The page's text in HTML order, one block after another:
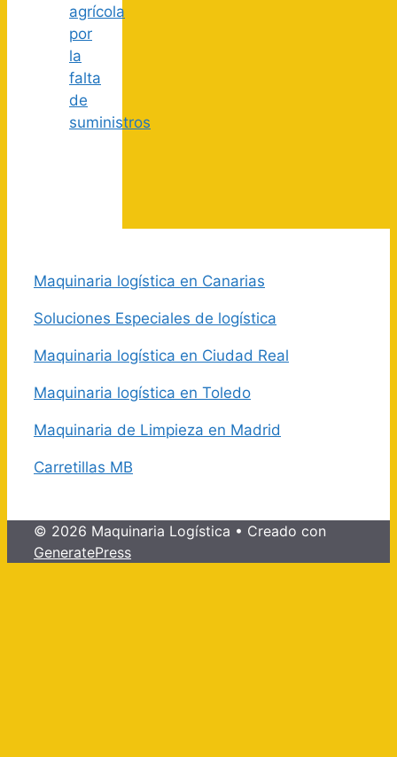
agrícola
por
la
falta
de
suministros
Maquinaria logística en Canarias
Soluciones Especiales de logística
Maquinaria logística en Ciudad Real
Maquinaria logística en Toledo
Maquinaria de Limpieza en Madrid
Carretillas MB
© 2026 Maquinaria Logística • Creado con
GeneratePress